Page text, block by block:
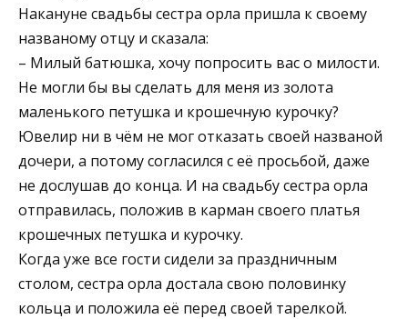
Накануне свадьбы сестра орла пришла к своему
названому отцу и сказала:
– Милый батюшка, хочу попросить вас о милости.
Не могли бы вы сделать для меня из золота
маленького петушка и крошечную курочку?
Ювелир ни в чём не мог отказать своей названой
дочери, а потому согласился с её просьбой, даже
не дослушав до конца. И на свадьбу сестра орла
отправилась, положив в карман своего платья
крошечных петушка и курочку.
Когда уже все гости сидели за праздничным
столом, сестра орла достала свою половинку
кольца и положила её перед своей тарелкой.